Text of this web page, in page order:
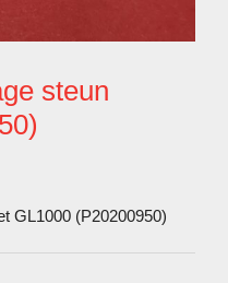
steun
GL1000 (P20200950)